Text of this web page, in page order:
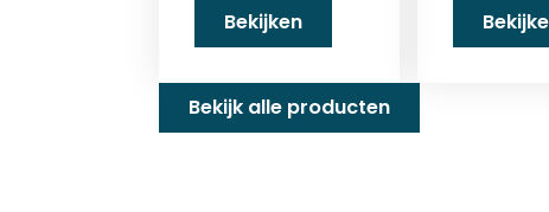
Bekijken
Bekijk alle producten